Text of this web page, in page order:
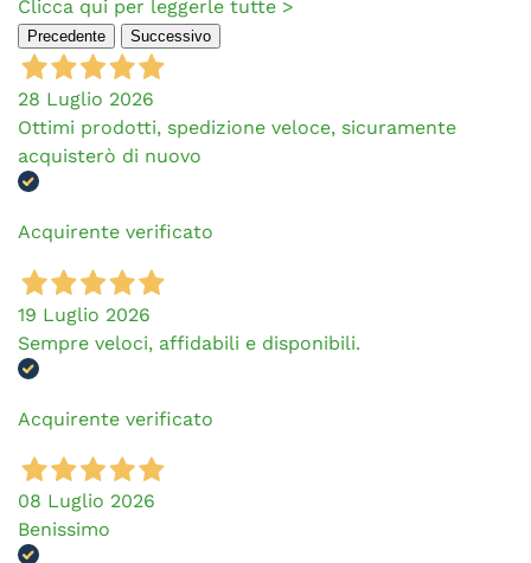
Clicca qui per leggerle tutte >
Precedente Successivo
28 Luglio 2026
Ottimi prodotti, spedizione veloce, sicuramente
acquisterò di nuovo
Acquirente verificato
19 Luglio 2026
Sempre veloci, affidabili e disponibili.
Acquirente verificato
08 Luglio 2026
Benissimo